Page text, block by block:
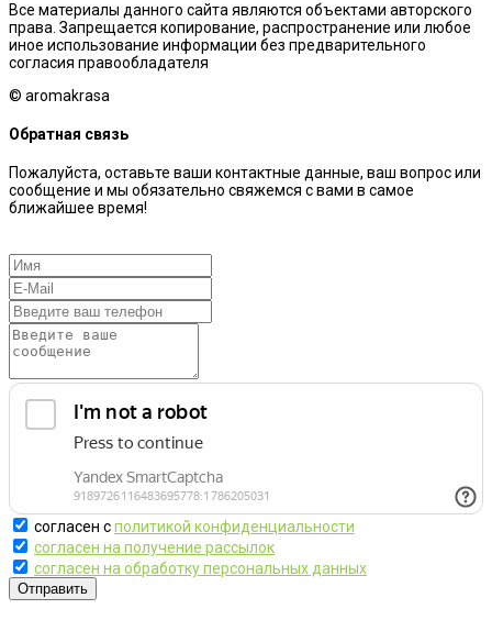
Все материалы данного сайта являются объектами авторского
права. Запрещается копирование, распространение или любое
иное использование информации без предварительного
согласия правообладателя
© aromakrasa
Обратная связь
Пожалуйста, оставьте ваши контактные данные, ваш вопрос или
сообщение и мы обязательно свяжемся с вами в самое
ближайшее время!
согласен сполитикой конфиденциальности
согласен на получение рассылок
согласен на обработку персональных данных
Отправить